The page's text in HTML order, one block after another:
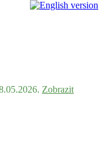
Zobrazit